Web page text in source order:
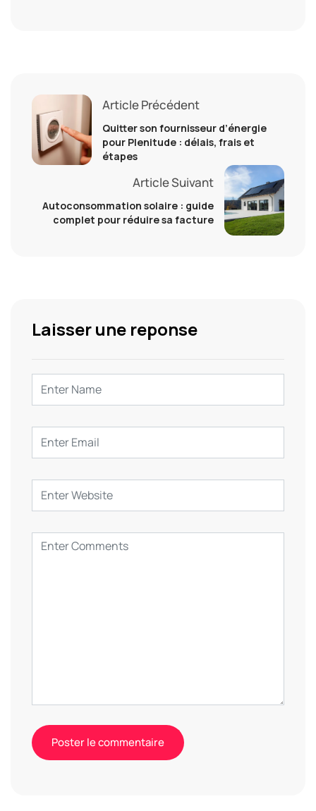
Article Précédent
Quitter son fournisseur d’énergie
pour Plenitude : délais, frais et
étapes
Article Suivant
Autoconsommation solaire : guide
complet pour réduire sa facture
Laisser une reponse